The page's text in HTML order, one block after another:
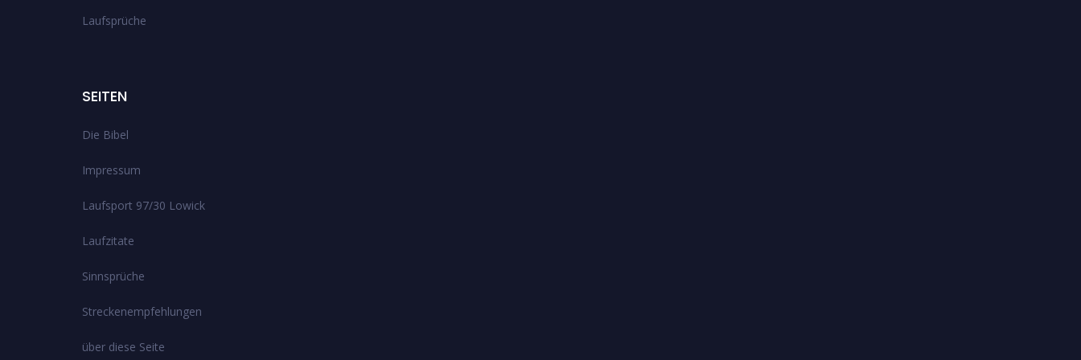
Laufsprüche
SEITEN
Die Bibel
Impressum
Laufsport 97/30 Lowick
Laufzitate
Sinnsprüche
Streckenempfehlungen
über diese Seite